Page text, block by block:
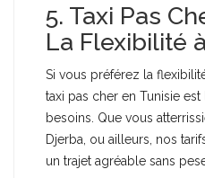
5. Taxi Pas
La Flexibilité
Si vous préférez la
taxi pas cher en Tunisie
besoins. Que vous
Djerba, ou ailleurs, nos
un trajet agréable sans